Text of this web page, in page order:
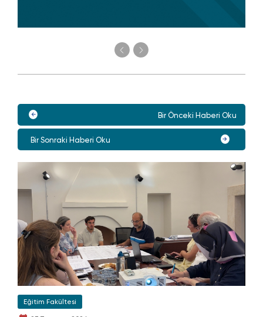
Bir Önceki Haberi Oku
Bir Sonraki Haberi Oku
Eğitim Fakültesi